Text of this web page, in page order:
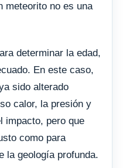
meteorito no es una
determinar la edad,
En este caso,
sido alterado
calor, la presión y
impacto, pero que
como para
la geología profunda.